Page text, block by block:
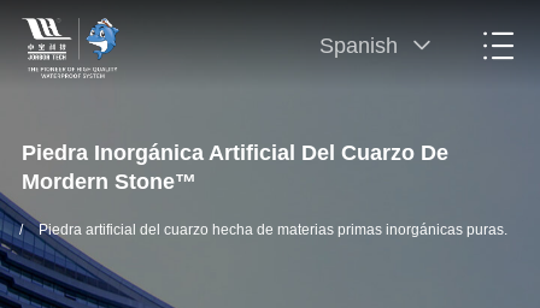
Spanish
Piedra Inorgánica Artificial Del Cuarzo De
Mordern Stone™
/ Piedra artificial del cuarzo hecha de materias primas inorgánicas puras.